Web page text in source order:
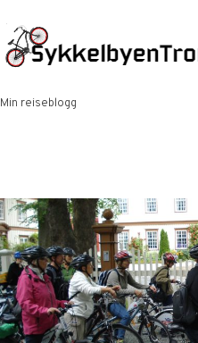
content
Min reiseblogg